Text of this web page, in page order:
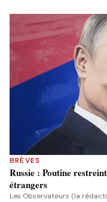
BRÈVES
Russie : Poutine
étrangers
Les Observateurs (la